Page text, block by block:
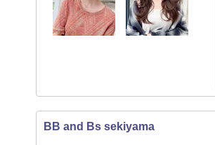
BB and Bs sekiyama